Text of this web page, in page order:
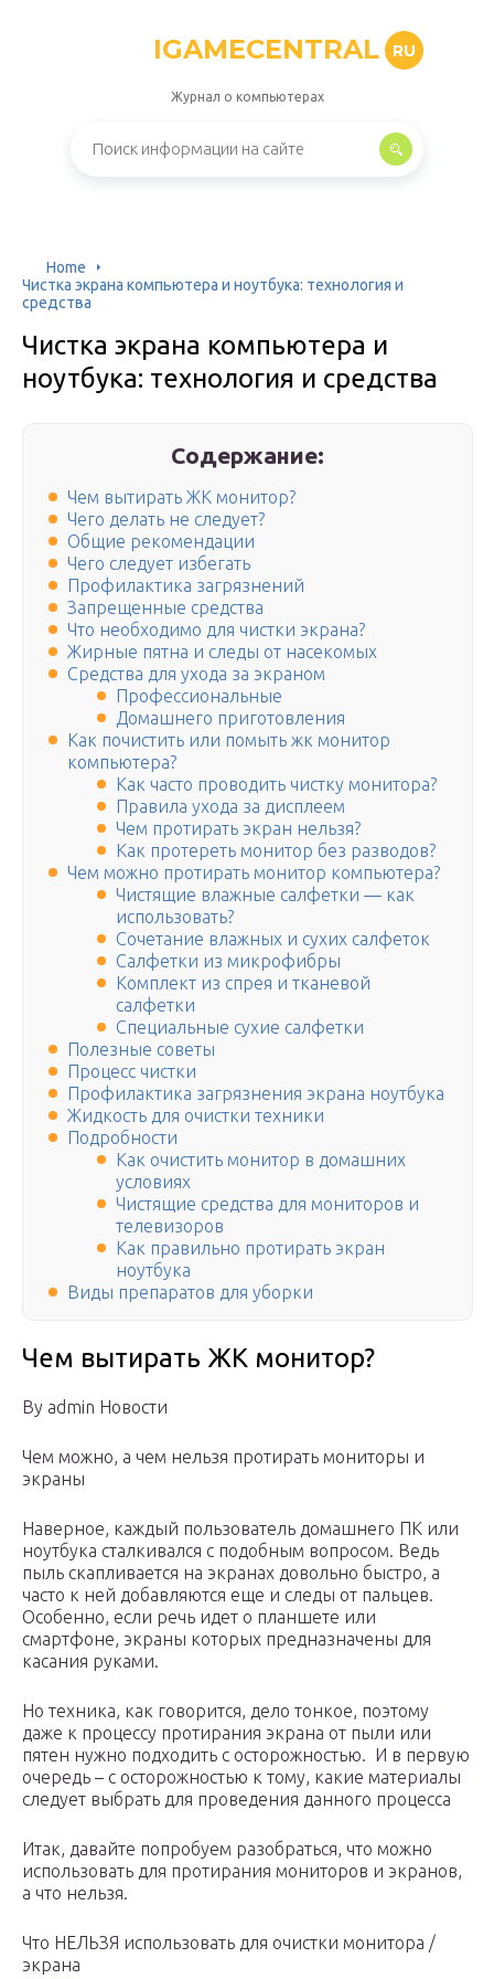
IGAMECENTRAL RU
Журнал о компьютерах
Home
Чистка экрана компьютера и ноутбука: технология и
средства
Чистка экрана компьютера и
ноутбука: технология и средства
Содержание:
Чем вытирать ЖК монитор?
Чего делать не следует?
Общие рекомендации
Чего следует избегать
Профилактика загрязнений
Запрещенные средства
Что необходимо для чистки экрана?
Жирные пятна и следы от насекомых
Средства для ухода за экраном
Профессиональные
Домашнего приготовления
Как почистить или помыть жк монитор
компьютера?
Как часто проводить чистку монитора?
Правила ухода за дисплеем
Чем протирать экран нельзя?
Как протереть монитор без разводов?
Чем можно протирать монитор компьютера?
Чистящие влажные салфетки — как
использовать?
Сочетание влажных и сухих салфеток
Салфетки из микрофибры
Комплект из спрея и тканевой
салфетки
Специальные сухие салфетки
Полезные советы
Процесс чистки
Профилактика загрязнения экрана ноутбука
Жидкость для очистки техники
Подробности
Как очистить монитор в домашних
условиях
Чистящие средства для мониторов и
телевизоров
Как правильно протирать экран
ноутбука
Виды препаратов для уборки
Чем вытирать ЖК монитор?
By admin Новости
Чем можно, а чем нельзя протирать мониторы и
экраны
Наверное, каждый пользователь домашнего ПК или
ноутбука сталкивался с подобным вопросом. Ведь
пыль скапливается на экранах довольно быстро, а
часто к ней добавляются еще и следы от пальцев.
Особенно, если речь идет о планшете или
смартфоне, экраны которых предназначены для
касания руками.
Но техника, как говорится, дело тонкое, поэтому
даже к процессу протирания экрана от пыли или
пятен нужно подходить с осторожностью. И в первую
очередь – с осторожностью к тому, какие материалы
следует выбрать для проведения данного процесса
Итак, давайте попробуем разобраться, что можно
использовать для протирания мониторов и экранов,
а что нельзя.
Что НЕЛЬЗЯ использовать для очистки монитора /
экрана